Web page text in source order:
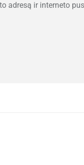
adresą ir interneto